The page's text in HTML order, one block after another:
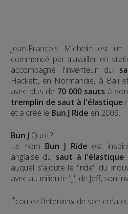
Jean-François Michelin est un
commencé par travailler en
accompagné l'inventeur du
Hackett, en Normandie, à Bali
avec plus de 70 000 sauts à
tremplin de saut à l'élastique
et a créé le Bun J Ride en 2009.
Bun J Quoi ?
Le nom Bun J Ride est
anglaise du saut à l'élastique
auquel s'ajoute le "ride" du
avec au milieu le "J" de Jeff, son
Écoutez l'interview de son